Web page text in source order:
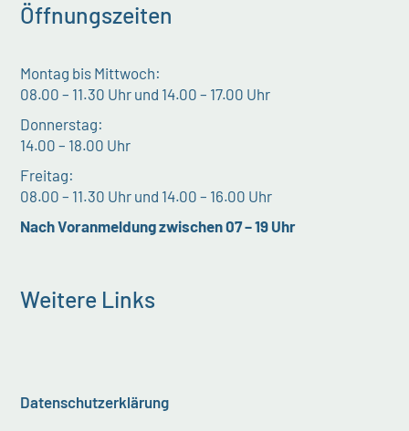
Öffnungszeiten
Montag bis Mittwoch:
08.00 – 11.30 Uhr und 14.00 – 17.00 Uhr
Donnerstag:
14.00 – 18.00 Uhr
Freitag:
08.00 – 11.30 Uhr und 14.00 – 16.00 Uhr
Nach Voranmeldung zwischen 07 – 19 Uhr
Weitere Links
Datenschutzerklärung